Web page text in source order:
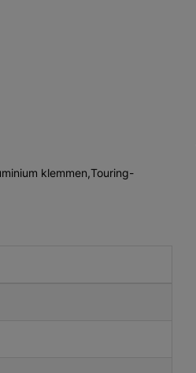
klemmen,Touring-